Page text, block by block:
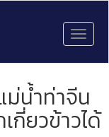
ม่น้ำท่าจีน
กี่ยวข้าวได้